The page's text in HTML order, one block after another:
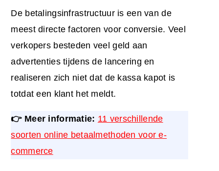
De betalingsinfrastructuur is een van de
meest directe factoren voor conversie. Veel
verkopers besteden veel geld aan
advertenties tijdens de lancering en
realiseren zich niet dat de kassa kapot is
totdat een klant het meldt.
👉 Meer informatie: 11 verschillende
soorten online betaalmethoden voor e-
commerce